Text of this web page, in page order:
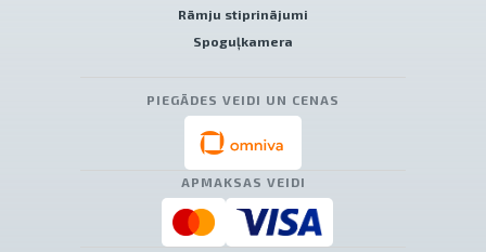
Rāmju stiprinājumi
Spoguļkamera
PIEGĀDES VEIDI UN CENAS
APMAKSAS VEIDI